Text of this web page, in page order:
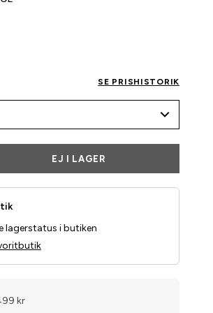
SE PRISHISTORIK
EJ I LAGER
lagerstatus i butiken
kr